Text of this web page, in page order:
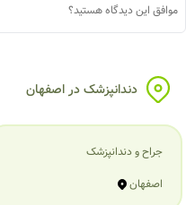
موافق این دیدگاه هستید؟
دندانپزشک در اصفهان
جراح و دندانپزشک
اصفهان